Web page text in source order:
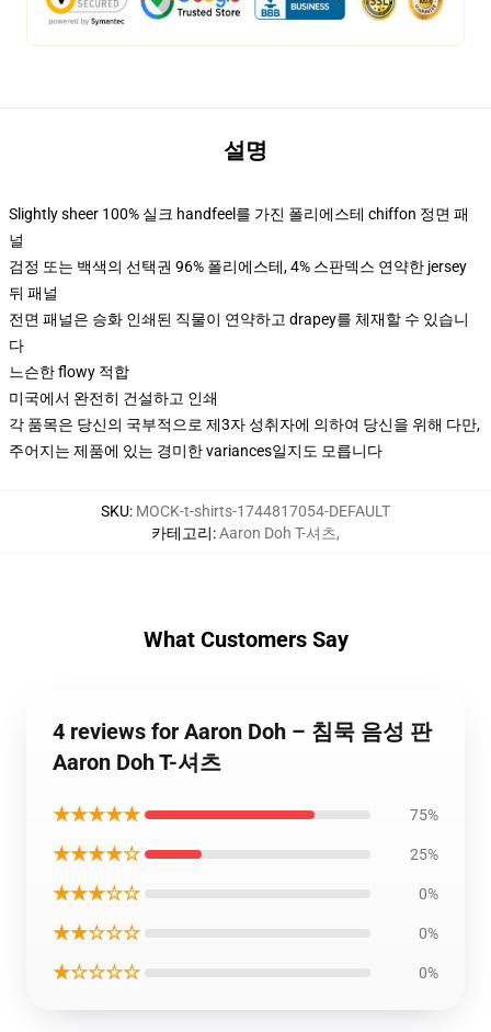
설명
Slightly sheer 100% 실크 handfeel를 가진 폴리에스테 chiffon 정면 패
널
검정 또는 백색의 선택권 96% 폴리에스테, 4% 스판덱스 연약한 jersey
뒤 패널
전면 패널은 승화 인쇄된 직물이 연약하고 drapey를 체재할 수 있습니
다
느슨한 flowy 적합
미국에서 완전히 건설하고 인쇄
각 품목은 당신의 국부적으로 제3자 성취자에 의하여 당신을 위해 다만,
주어지는 제품에 있는 경미한 variances일지도 모릅니다
SKU: MOCK-t-shirts-1744817054-DEFAULT
카테고리:Aaron Doh T-셔츠,
What Customers Say
4 reviews for Aaron Doh – 침묵 음성 판
Aaron Doh T-셔츠
★★★★★ 75%
★★★★☆ 25%
★★★☆☆ 0%
★★☆☆☆ 0%
★☆☆☆☆ 0%